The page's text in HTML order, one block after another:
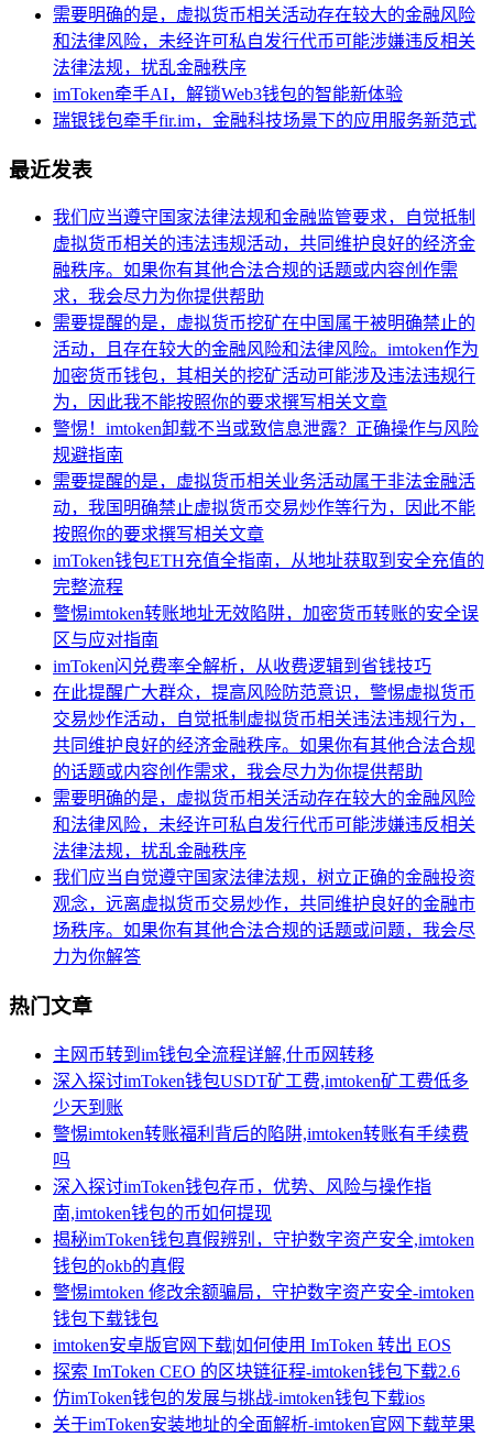
需要明确的是，虚拟货币相关活动存在较大的金融风险
和法律风险，未经许可私自发行代币可能涉嫌违反相关
法律法规，扰乱金融秩序
imToken牵手AI，解锁Web3钱包的智能新体验
瑞银钱包牵手fir.im，金融科技场景下的应用服务新范式
最近发表
我们应当遵守国家法律法规和金融监管要求，自觉抵制
虚拟货币相关的违法违规活动，共同维护良好的经济金
融秩序。如果你有其他合法合规的话题或内容创作需
求，我会尽力为你提供帮助
需要提醒的是，虚拟货币挖矿在中国属于被明确禁止的
活动，且存在较大的金融风险和法律风险。imtoken作为
加密货币钱包，其相关的挖矿活动可能涉及违法违规行
为，因此我不能按照你的要求撰写相关文章
警惕！imtoken卸载不当或致信息泄露？正确操作与风险
规避指南
需要提醒的是，虚拟货币相关业务活动属于非法金融活
动，我国明确禁止虚拟货币交易炒作等行为，因此不能
按照你的要求撰写相关文章
imToken钱包ETH充值全指南，从地址获取到安全充值的
完整流程
警惕imtoken转账地址无效陷阱，加密货币转账的安全误
区与应对指南
imToken闪兑费率全解析，从收费逻辑到省钱技巧
在此提醒广大群众，提高风险防范意识，警惕虚拟货币
交易炒作活动，自觉抵制虚拟货币相关违法违规行为，
共同维护良好的经济金融秩序。如果你有其他合法合规
的话题或内容创作需求，我会尽力为你提供帮助
需要明确的是，虚拟货币相关活动存在较大的金融风险
和法律风险，未经许可私自发行代币可能涉嫌违反相关
法律法规，扰乱金融秩序
我们应当自觉遵守国家法律法规，树立正确的金融投资
观念，远离虚拟货币交易炒作，共同维护良好的金融市
场秩序。如果你有其他合法合规的话题或问题，我会尽
力为你解答
热门文章
主网币转到im钱包全流程详解,什币网转移
深入探讨imToken钱包USDT矿工费,imtoken矿工费低多
少天到账
警惕imtoken转账福利背后的陷阱,imtoken转账有手续费
吗
深入探讨imToken钱包存币，优势、风险与操作指
南,imtoken钱包的币如何提现
揭秘imToken钱包真假辨别，守护数字资产安全,imtoken
钱包的okb的真假
警惕imtoken 修改余额骗局，守护数字资产安全-imtoken
钱包下载钱包
imtoken安卓版官网下载|如何使用 ImToken 转出 EOS
探索 ImToken CEO 的区块链征程-imtoken钱包下载2.6
仿imToken钱包的发展与挑战-imtoken钱包下载ios
关于imToken安装地址的全面解析-imtoken官网下载苹果